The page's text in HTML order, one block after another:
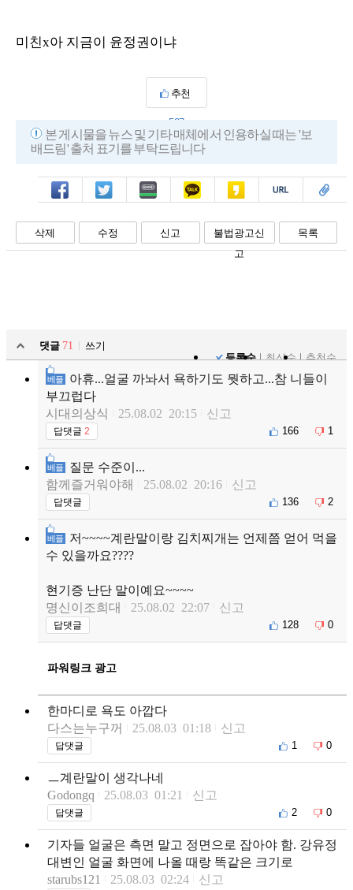
미친x아 지금이 윤정권이냐
추천
527
본 게시물을 뉴스 및 기타 매체에서 인용하실 때는 '보
배드림' 출처 표기를 부탁드립니다
페북 트윗 밴드 카톡 카스 복사 스크랩
삭제 수정 신고
불법광고신
고
목록
댓글 71
쓰기
등록순
최신순 추천순
베플
아휴...얼굴 까놔서 욕하기도 뭣하고...참 니들이
부끄럽다
시대의상식
25.08.02 20:15 신고
답댓글 2 166 1
베플
질문 수준이...
함께즐거워야해
25.08.02 20:16 신고
답댓글 136 2
베플
저~~~~계란말이랑 김치찌개는 언제쯤 얻어 먹을
수 있을까요????
현기증 난단 말이예요~~~~
명신이조희대
25.08.02 22:07 신고
답댓글 128 0
파워링크 광고
한마디로 욕도 아깝다
다스는누구꺼
25.08.03 01:18 신고
답댓글 1 0
ㅡ계란말이 생각나네
Godongq
25.08.03 01:21 신고
답댓글 2 0
기자들 얼굴은 측면 말고 정면으로 잡아야 함. 강유정
대변인 얼굴 화면에 나올 때랑 똑같은 크기로
starubs121
25.08.03 02:24 신고